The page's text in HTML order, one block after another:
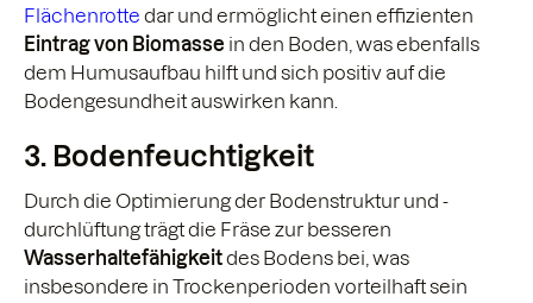
Flächenrotte dar und ermöglicht einen effizienten
Eintrag von Biomasse in den Boden, was ebenfalls
dem Humusaufbau hilft und sich positiv auf die
Bodengesundheit auswirken kann.
3. Bodenfeuchtigkeit
Durch die Optimierung der Bodenstruktur und -
durchlüftung trägt die Fräse zur besseren
Wasserhaltefähigkeitdes Bodens bei, was
insbesondere in Trockenperioden vorteilhaft sein